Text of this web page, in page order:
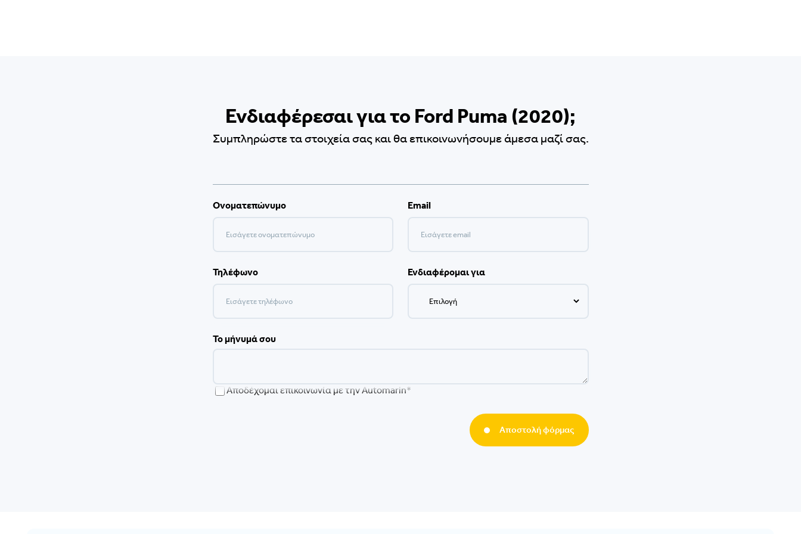
Ενδιαφέρεσαι για το Ford Puma (2020);
Συμπληρώστε τα στοιχεία σας και θα επικοινωνήσουμε άμεσα μαζί σας.
Ονοματεπώνυμο Email
Τηλέφωνο Ενδιαφέρομαι για
Το μήνυμά σου
Αποδέχομαι επικοινωνία με την Automarin*
Αποστολή φόρμας